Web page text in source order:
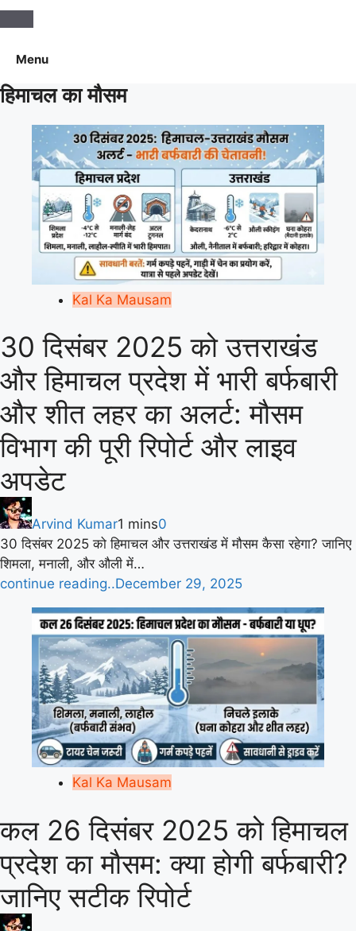
Aaj Ka Mausam | आज का
मौसम | कल का मौसम की जानकारी
सबसे पहले
Menu
हिमाचल का मौसम
Kal Ka Mausam
30 दिसंबर 2025 को उत्तराखंड
और हिमाचल प्रदेश में भारी बर्फबारी
और शीत लहर का अलर्ट: मौसम
विभाग की पूरी रिपोर्ट और लाइव
अपडेट
Arvind Kumar1 mins0
30 दिसंबर 2025 को हिमाचल और उत्तराखंड में मौसम कैसा रहेगा? जानिए
शिमला, मनाली, और औली में…
continue reading..December 29, 2025
Kal Ka Mausam
कल 26 दिसंबर 2025 को हिमाचल
प्रदेश का मौसम: क्या होगी बर्फबारी?
जानिए सटीक रिपोर्ट